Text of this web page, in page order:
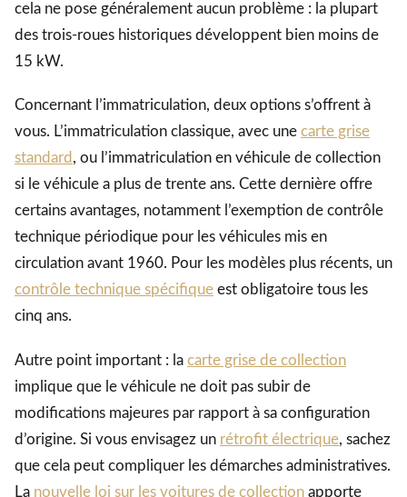
cela ne pose généralement aucun problème : la plupart
des trois-roues historiques développent bien moins de
15 kW.
Concernant l’immatriculation, deux options s’offrent à
vous. L’immatriculation classique, avec une carte grise
standard , ou l’immatriculation en véhicule de collection
si le véhicule a plus de trente ans. Cette dernière offre
certains avantages, notamment l’exemption de contrôle
technique périodique pour les véhicules mis en
circulation avant 1960. Pour les modèles plus récents, un
contrôle technique spécifique est obligatoire tous les
cinq ans.
Autre point important : la carte grise de collection
implique que le véhicule ne doit pas subir de
modifications majeures par rapport à sa configuration
d’origine. Si vous envisagez un rétrofit électrique, sachez
que cela peut compliquer les démarches administratives.
La nouvelle loi sur les voitures de collection apporte